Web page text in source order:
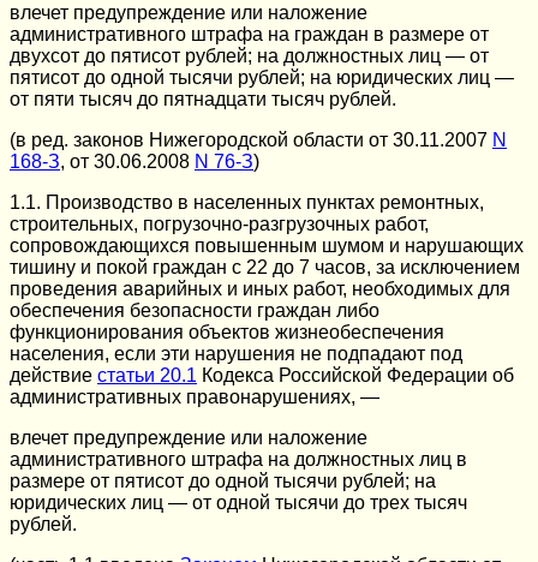
влечет предупреждение или наложение
административного штрафа на граждан в размере от
двухсот до пятисот рублей; на должностных лиц — от
пятисот до одной тысячи рублей; на юридических лиц —
от пяти тысяч до пятнадцати тысяч рублей.
(в ред. законов Нижегородской области от 30.11.2007 N
168-З, от 30.06.2008 N 76-З)
1.1. Производство в населенных пунктах ремонтных,
строительных, погрузочно-разгрузочных работ,
сопровождающихся повышенным шумом и нарушающих
тишину и покой граждан с 22 до 7 часов, за исключением
проведения аварийных и иных работ, необходимых для
обеспечения безопасности граждан либо
функционирования объектов жизнеобеспечения
населения, если эти нарушения не подпадают под
действие статьи 20.1 Кодекса Российской Федерации об
административных правонарушениях, —
влечет предупреждение или наложение
административного штрафа на должностных лиц в
размере от пятисот до одной тысячи рублей; на
юридических лиц — от одной тысячи до трех тысяч
рублей.